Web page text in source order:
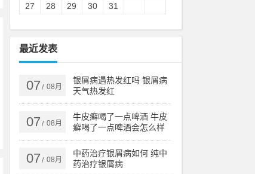
27
28 29 30 31
最近发表
07 / 08月
银屑病遇热发红吗 银屑病
天气热发红
07 / 08月
牛皮癣喝了一点啤酒 牛皮
癣喝了一点啤酒会怎么样
07 / 08月
中药治疗银屑病如何 纯中
药治疗银屑病